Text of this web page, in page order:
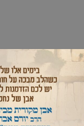
שיעורי החיד״א